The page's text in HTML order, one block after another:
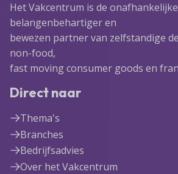
Het Vakcentrum is de onafhankelijke
belangenbehartiger en
bewezen partner van zelfstandige
non-food,
fast moving consumer goods en
Direct naar
Thema's
Branches
Bedrijfsadvies
Over het Vakcentrum